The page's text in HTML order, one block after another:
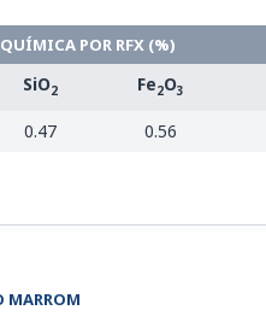
POR RFX (%)
SiO2 Fe2O3
0.47 0.56